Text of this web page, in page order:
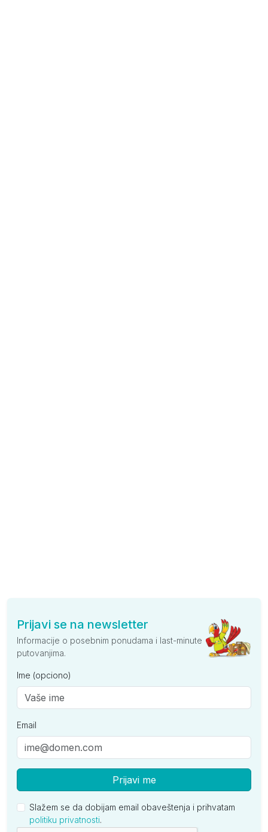
Prijavi se na newsletter
Informacije o posebnim ponudama i last-minute
putovanjima.
Ime (opciono)
Email
Prijavi me
Slažem se da dobijam email obaveštenja i prihvatam
politiku privatnosti.